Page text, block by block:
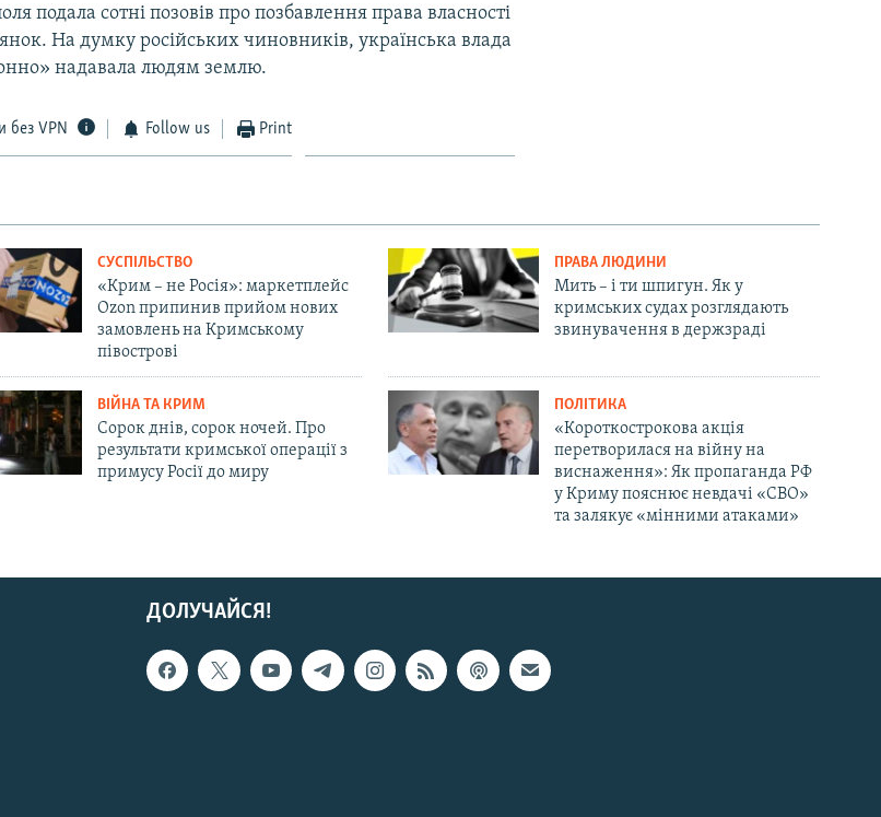
подала сотні позовів про позбавлення права власності
На думку російських чиновників, українська влада
надавала людям землю.
без VPN Follow us Print
СУСПІЛЬСТВО
«Крим – не Росія»: маркетплейс
Ozon припинив прийом нових
замовлень на Кримському
півострові
ПРАВА ЛЮДИНИ
Мить – і ти шпигун. Як у
кримських судах розглядають
звинувачення в держзраді
ВІЙНА ТА КРИМ
Сорок днів, сорок ночей. Про
результати кримської операції з
примусу Росії до миру
ПОЛІТИКА
«Короткострокова акція
перетворилася на війну на
виснаження»: Як пропаганда РФ
у Криму пояснює невдачі «СВО»
та залякує «мінними атаками»
ДОЛУЧАЙСЯ!